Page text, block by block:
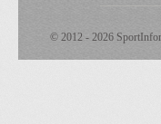
© 2012 - 2026